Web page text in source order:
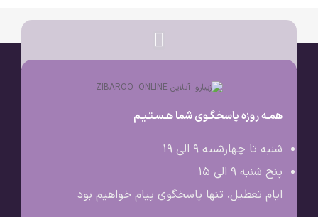
همـه روزه پاسخگـوی شما هـسـتـیـم
شنبه تا چهارشنبه 9 الی ۱۹
پنج شنبه 9 الی ۱۵
ایام تعطیل، تنها پاسخگوی پیام خواهیم بود